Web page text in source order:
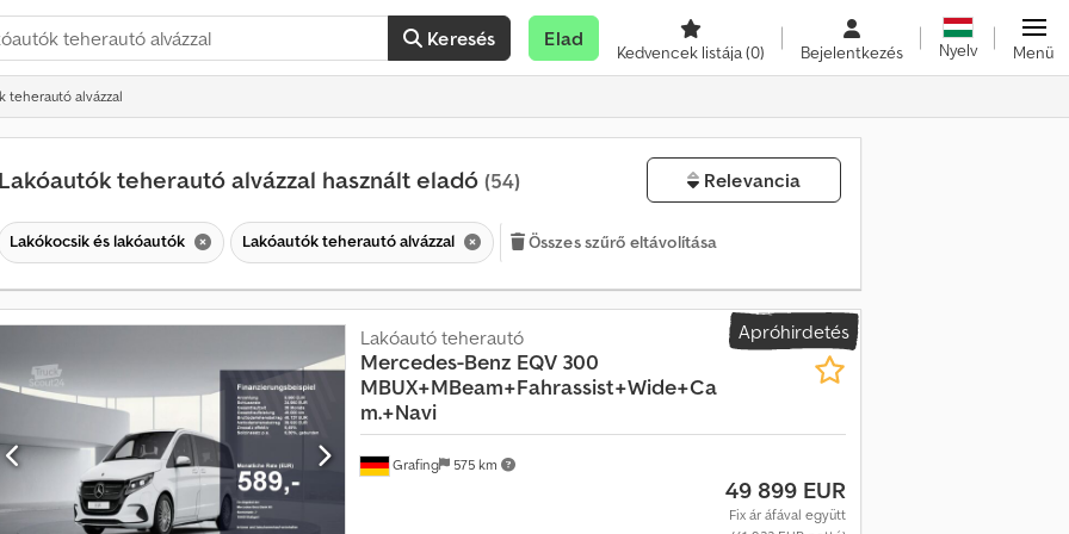
Keresés Elad
Kedvencek listája(0) Bejelentkezés Nyelv Menü
teherautó alvázzal
Lakóautók teherautó alvázzal használt eladó (54) Relevancia
Lakókocsik és lakóautók Lakóautók teherautó alvázzal Összes szűrő eltávolítása
Apróhirdetés
Grafing 575 km
Lakóautó teherautó
Mercedes-Benz EQV 300
MBUX+MBeam+Fahrassist+Wide+Ca
m.+Navi
49 899 EUR
Fix ár áfával együtt